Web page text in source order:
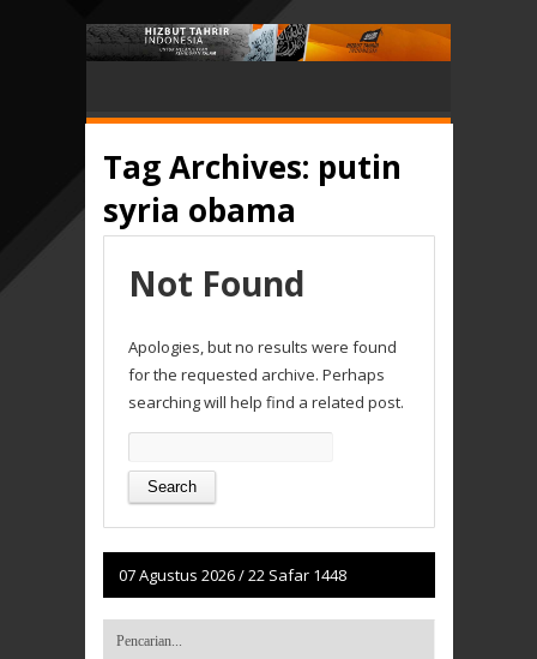
Tag Archives: putin
syria obama
Not Found
Apologies, but no results were found
for the requested archive. Perhaps
searching will help find a related post.
for:
07 Agustus 2026/22 Safar 1448